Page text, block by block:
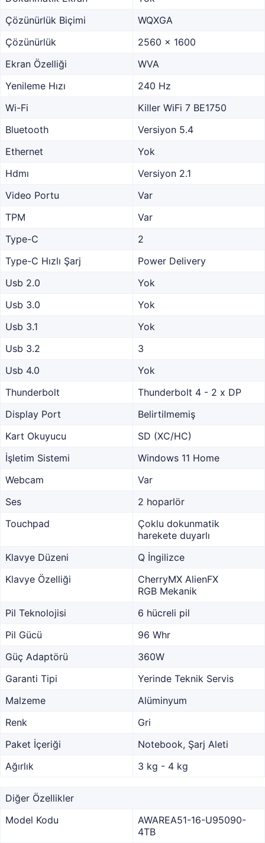
Çözünürlük Biçimi
WQXGA
Çözünürlük
2560 x 1600
Ekran Özelliği
WVA
Yenileme Hızı
240 Hz
Wi-Fi
Killer WiFi 7 BE1750
Bluetooth
Versiyon 5.4
Ethernet
Yok
Hdmı
Versiyon 2.1
Video Portu
Var
TPM
Var
Type-C
2
Type-C Hızlı Şarj
Power Delivery
Usb 2.0
Yok
Usb 3.0
Yok
Usb 3.1
Yok
Usb 3.2
3
Usb 4.0
Yok
Thunderbolt
Thunderbolt 4 - 2 x DP
Display Port
Belirtilmemiş
Kart Okuyucu
SD (XC/HC)
İşletim Sistemi
Windows 11 Home
Webcam
Var
Ses
2 hoparlör
Touchpad
Çoklu dokunmatik
harekete duyarlı
Klavye Düzeni
Q İngilizce
Klavye Özelliği
CherryMX AlienFX
RGB Mekanik
Pil Teknolojisi
6 hücreli pil
Pil Gücü
96 Whr
Güç Adaptörü
360W
Garanti Tipi
Yerinde Teknik Servis
Malzeme
Alüminyum
Renk
Gri
Paket İçeriği
Notebook, Şarj Aleti
Ağırlık
3 kg - 4 kg
Diğer Özellikler
Model Kodu
AWAREA51-16-U95090-
4TB